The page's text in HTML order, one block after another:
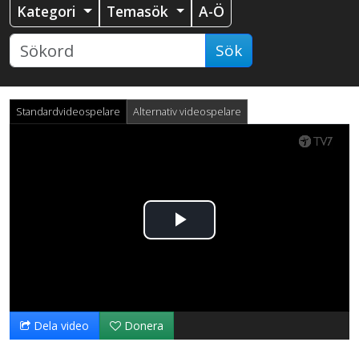
Kategori Temasök A-Ö
Sök
Standardvideospelare Alternativ videospelare
Spela
video
Dela video Donera